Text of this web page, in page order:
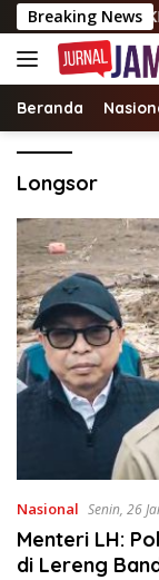
Langsung
ke
konten
Breaking News
Berkibar, UMKM
Beranda
Longsor
Nasional Senin, 26
Menteri LH:
di Lereng